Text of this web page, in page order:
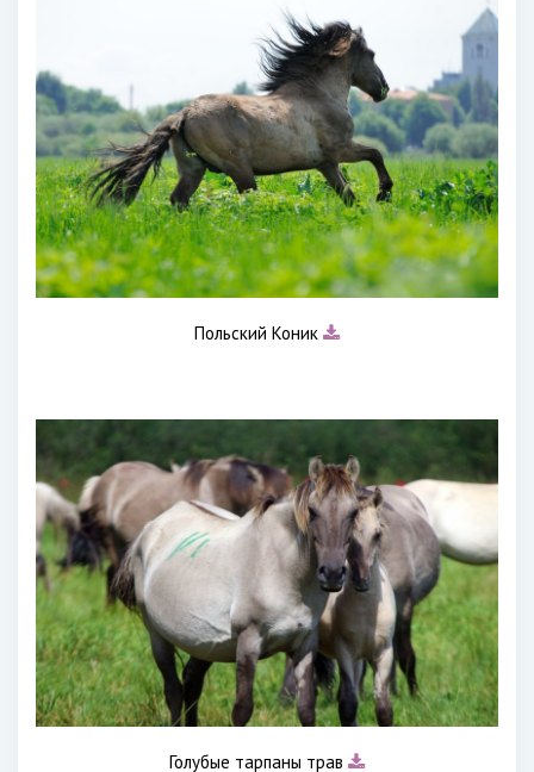
Польский Коник
Голубые тарпаны трав